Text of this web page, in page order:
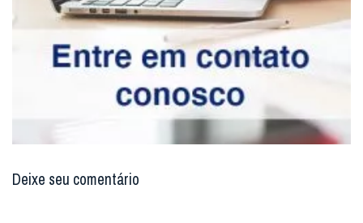
Deixe seu comentário